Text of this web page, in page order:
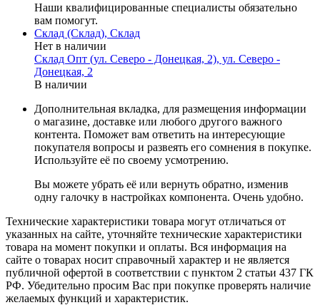
Наши квалифицированные специалисты обязательно
вам помогут.
Склад (Склад), Склад
Нет в наличии
Склад Опт (ул. Северо - Донецкая, 2), ул. Северо -
Донецкая, 2
В наличии
Дополнительная вкладка, для размещения информации
о магазине, доставке или любого другого важного
контента. Поможет вам ответить на интересующие
покупателя вопросы и развеять его сомнения в покупке.
Используйте её по своему усмотрению.
Вы можете убрать её или вернуть обратно, изменив
одну галочку в настройках компонента. Очень удобно.
Технические характеристики товара могут отличаться от
указанных на сайте, уточняйте технические характеристики
товара на момент покупки и оплаты. Вся информация на
сайте о товарах носит справочный характер и не является
публичной офертой в соответствии с пунктом 2 статьи 437 ГК
РФ. Убедительно просим Вас при покупке проверять наличие
желаемых функций и характеристик.